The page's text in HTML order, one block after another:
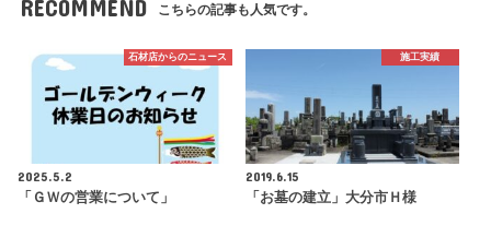
RECOMMEND こちらの記事も人気です。
石材店からのニュース
2025.5.2
「ＧＷの営業について」
施工実績
2019.6.15
「お墓の建立」大分市Ｈ様